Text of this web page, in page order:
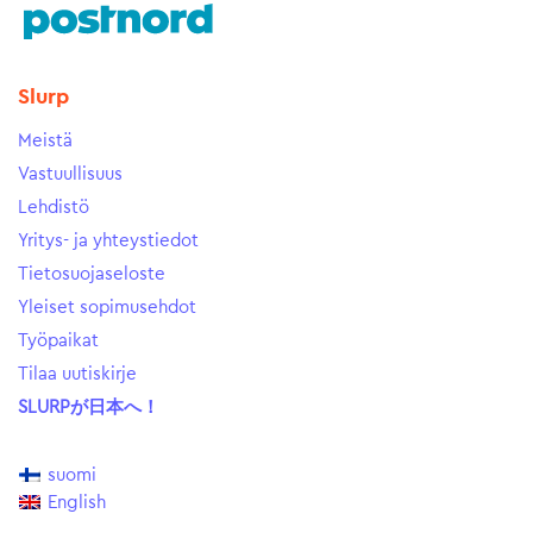
Slurp
Meistä
Vastuullisuus
Lehdistö
Yritys- ja yhteystiedot
Tietosuojaseloste
Yleiset sopimusehdot
Työpaikat
Tilaa uutiskirje
SLURPが日本へ！
suomi
English